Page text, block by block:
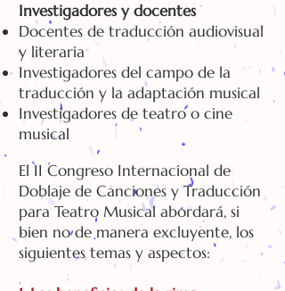
Investigadores y docentes
Docentes de traducción audiovisual
y literaria
Investigadores del campo de la
traducción y la adaptación musical
Investigadores de teatro o cine
musical
El II Congreso Internacional de
Doblaje de Canciones y Traducción
para Teatro Musical abordará, si
bien no de manera excluyente, los
siguientes temas y aspectos: